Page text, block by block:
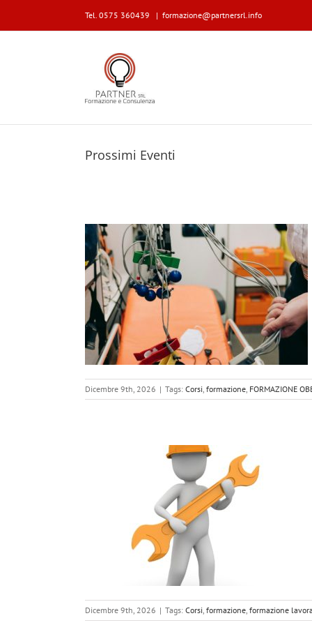
Tel. 0575 360439 | formazione@partnersrl.info
Prossimi Eventi
Dicembre 9th, 2026 | Tags: Corsi, formazione, FORMAZIONE
Dicembre 9th, 2026 | Tags: Corsi, formazione, formazione